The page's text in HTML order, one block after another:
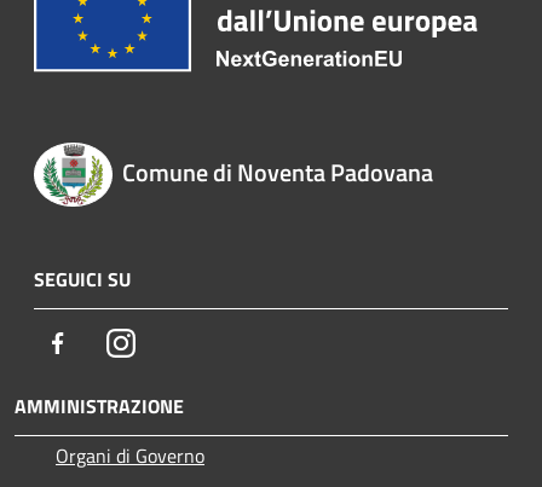
Comune di Noventa Padovana
SEGUICI SU
FacebookInstagram
AMMINISTRAZIONE
Organi di Governo